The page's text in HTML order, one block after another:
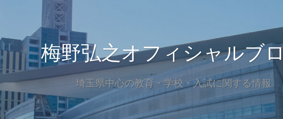
梅野弘之オフィシャルブ
埼玉県中心の教育・学校・入試に関する情報